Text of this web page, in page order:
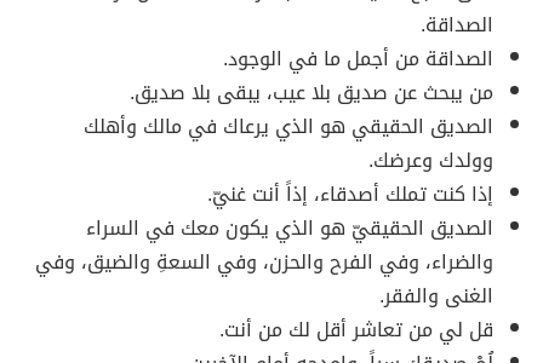
الصداقة.
الصداقة من أجمل ما في الوجود.
من يبحث عن صديق بلا عيب، يبقى بلا صديق.
الصديق الحقيقي هو الذي يرعاك في مالك وأهلك
وولدك وعرضك.
إذا كنت تملك أصدقاء، إذاً أنت غنيّ.
الصديق الحقيقيّ هو الذي يكون معك في السراء
والضراء، وفي الفرح والحزن، وفي السعةِ والضيق، وفي
الغنى والفقر.
قل لي من تعاشر أقل لك من أنت.